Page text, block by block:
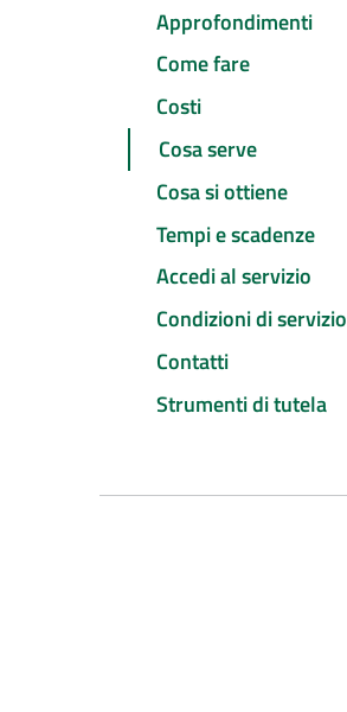
Approfondimenti
Come fare
Costi
Cosa serve
Cosa si ottiene
Tempi e scadenze
Accedi al servizio
Condizioni di servizio
Contatti
Strumenti di tutela